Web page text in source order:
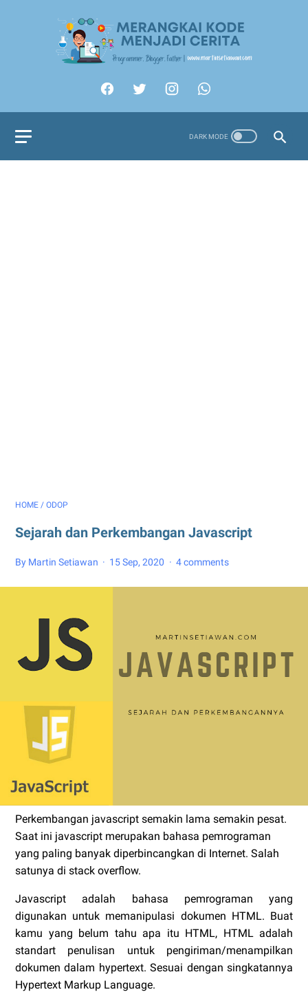
HOME / ODOP
Sejarah dan Perkembangan Javascript
By Martin Setiawan 15 Sep, 2020 4 comments
Perkembangan javascript semakin lama semakin pesat.
Saat ini javascript merupakan bahasa pemrograman
yang paling banyak diperbincangkan di Internet. Salah
satunya di stack overflow.
Javascript adalah bahasa pemrograman yang
digunakan untuk memanipulasi dokumen HTML. Buat
kamu yang belum tahu apa itu HTML, HTML adalah
standart penulisan untuk pengiriman/menampilkan
dokumen dalam hypertext. Sesuai dengan singkatannya
Hypertext Markup Language.